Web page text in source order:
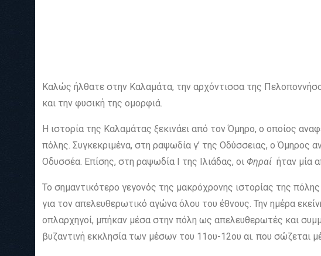
Καλώς ήλθατε στην Καλαμάτα, την αρχόντισσα της
και την φυσική της ομορφιά.
Η ιστορία της Καλαμάτας ξεκινάει από τον Όμηρο, ο οποίος
πόλης. Συγκεκριμένα, στη ραψωδία γ’ της Οδύσσειας, ο Όμηρος
Οδυσσέα. Επίσης, στη ραψωδία Ι της Ιλιάδας, οι Φηραί ήταν μία
Το σημαντικότερο γεγονός της μακρόχρονης ιστορίας της
για τον απελευθερωτικό αγώνα όλου του έθνους. Την ημέρα
οπλαρχηγοί, μπήκαν μέσα στην πόλη ως απελευθερωτές και
βυζαντινή εκκλησία των μέσων του 11ου-12ου αι. που σώζεται